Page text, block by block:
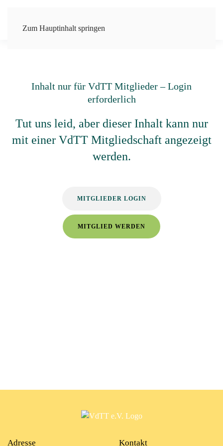
Zum Hauptinhalt springen
Inhalt nur für VdTT Mitglieder – Login
erforderlich
Tut uns leid, aber dieser Inhalt kann nur
mit einer VdTT Mitgliedschaft angezeigt
werden.
MITGLIEDER LOGIN
MITGLIED WERDEN
Adresse Kontakt